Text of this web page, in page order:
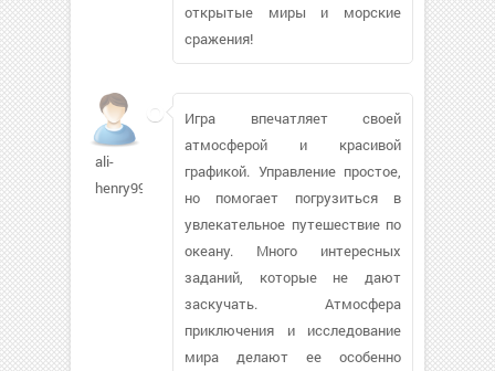
открытые миры и морские
сражения!
ali-
henry995
Игра впечатляет своей
атмосферой и красивой
графикой. Управление простое,
но помогает погрузиться в
увлекательное путешествие по
океану. Много интересных
заданий, которые не дают
заскучать. Атмосфера
приключения и исследование
мира делают ее особенно